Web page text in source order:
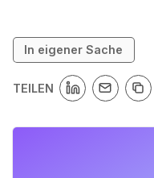
In eigener Sache
TEILEN